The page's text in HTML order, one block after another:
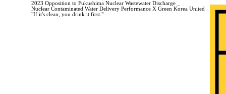
2023 Opposition to Fukushima Nuclear Wastewater Discharge _
Nuclear Contaminated Water Delivery Performance X Green Korea United
"If it's clean, you drink it first."